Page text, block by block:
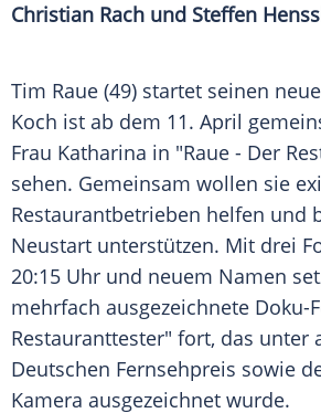
Christian Rach und Steffen
Tim Raue (49) startet seinen
Koch ist ab dem 11. April
Frau Katharina in "Raue - Der
sehen. Gemeinsam wollen sie
Restaurantbetrieben helfen und
Neustart unterstützen. Mit drei
20:15 Uhr und neuem Namen
mehrfach ausgezeichnete Doku-
Restauranttester" fort, das unter
Deutschen Fernsehpreis sowie
Kamera ausgezeichnet wurde.